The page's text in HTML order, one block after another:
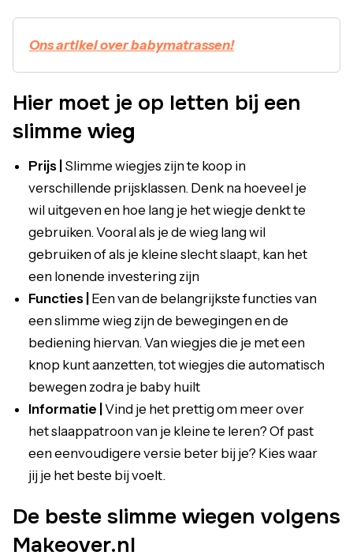
Ons artikel over babymatrassen!
Hier moet je op letten bij een
slimme wieg
Prijs | Slimme wiegjes zijn te koop in
verschillende prijsklassen. Denk na hoeveel je
wil uitgeven en hoe lang je het wiegje denkt te
gebruiken. Vooral als je de wieg lang wil
gebruiken of als je kleine slecht slaapt, kan het
een lonende investering zijn
Functies | Een van de belangrijkste functies van
een slimme wieg zijn de bewegingen en de
bediening hiervan. Van wiegjes die je met een
knop kunt aanzetten, tot wiegjes die automatisch
bewegen zodra je baby huilt
Informatie | Vind je het prettig om meer over
het slaappatroon van je kleine te leren? Of past
een eenvoudigere versie beter bij je? Kies waar
jij je het beste bij voelt.
De beste slimme wiegen volgens
Makeover.nl